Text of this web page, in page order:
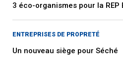
3 éco-organismes pour la REP
ENTREPRISES DE PROPRETÉ
Un nouveau siège pour Séché